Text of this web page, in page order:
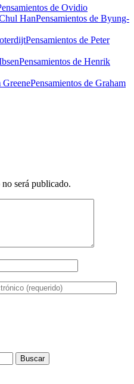
de Ovidio
Pensamientos de Byung-
Pensamientos de Peter
Pensamientos de Henrik
Pensamientos de Graham
será publicado.